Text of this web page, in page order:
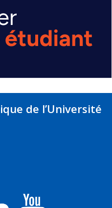
de l’Université